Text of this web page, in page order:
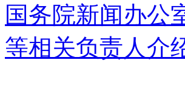
国务院新闻办公
等相关负责人介